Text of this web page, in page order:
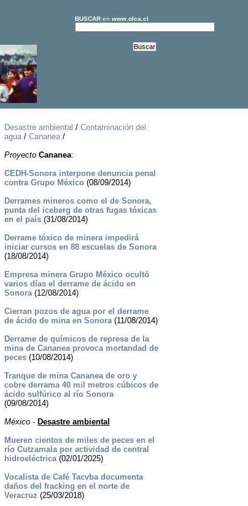
BUSCARen www.olca.cl
Desastre ambiental / Contaminación del
agua/ Cananea/
Proyecto Cananea:
CEDH-Sonora interpone denuncia penal
contra Grupo México(08/09/2014)
Derrames mineros como el de Sonora,
punta del iceberg de otras fugas tóxicas
en el país(31/08/2014)
Derrame tóxico de minera impedirá
iniciar cursos en 88 escuelas de Sonora
(18/08/2014)
Empresa minera Grupo México ocultó
varios días el derrame de ácido en
Sonora(12/08/2014)
Cierran pozos de agua por el derrame
de ácido de mina en Sonora(11/08/2014)
Derrame de químicos de represa de la
mina de Cananea provoca mortandad de
peces(10/08/2014)
Tranque de mina Cananea de oro y
cobre derrama 40 mil metros cúbicos de
ácido sulfúrico al río Sonora
(09/08/2014)
México- Desastre ambiental
Mueren cientos de miles de peces en el
río Cutzamala por actividad de central
hidroeléctrica(02/01/2025)
Vocalista de Café Tacvba documenta
daños del fracking en el norte de
Veracruz (25/03/2018)